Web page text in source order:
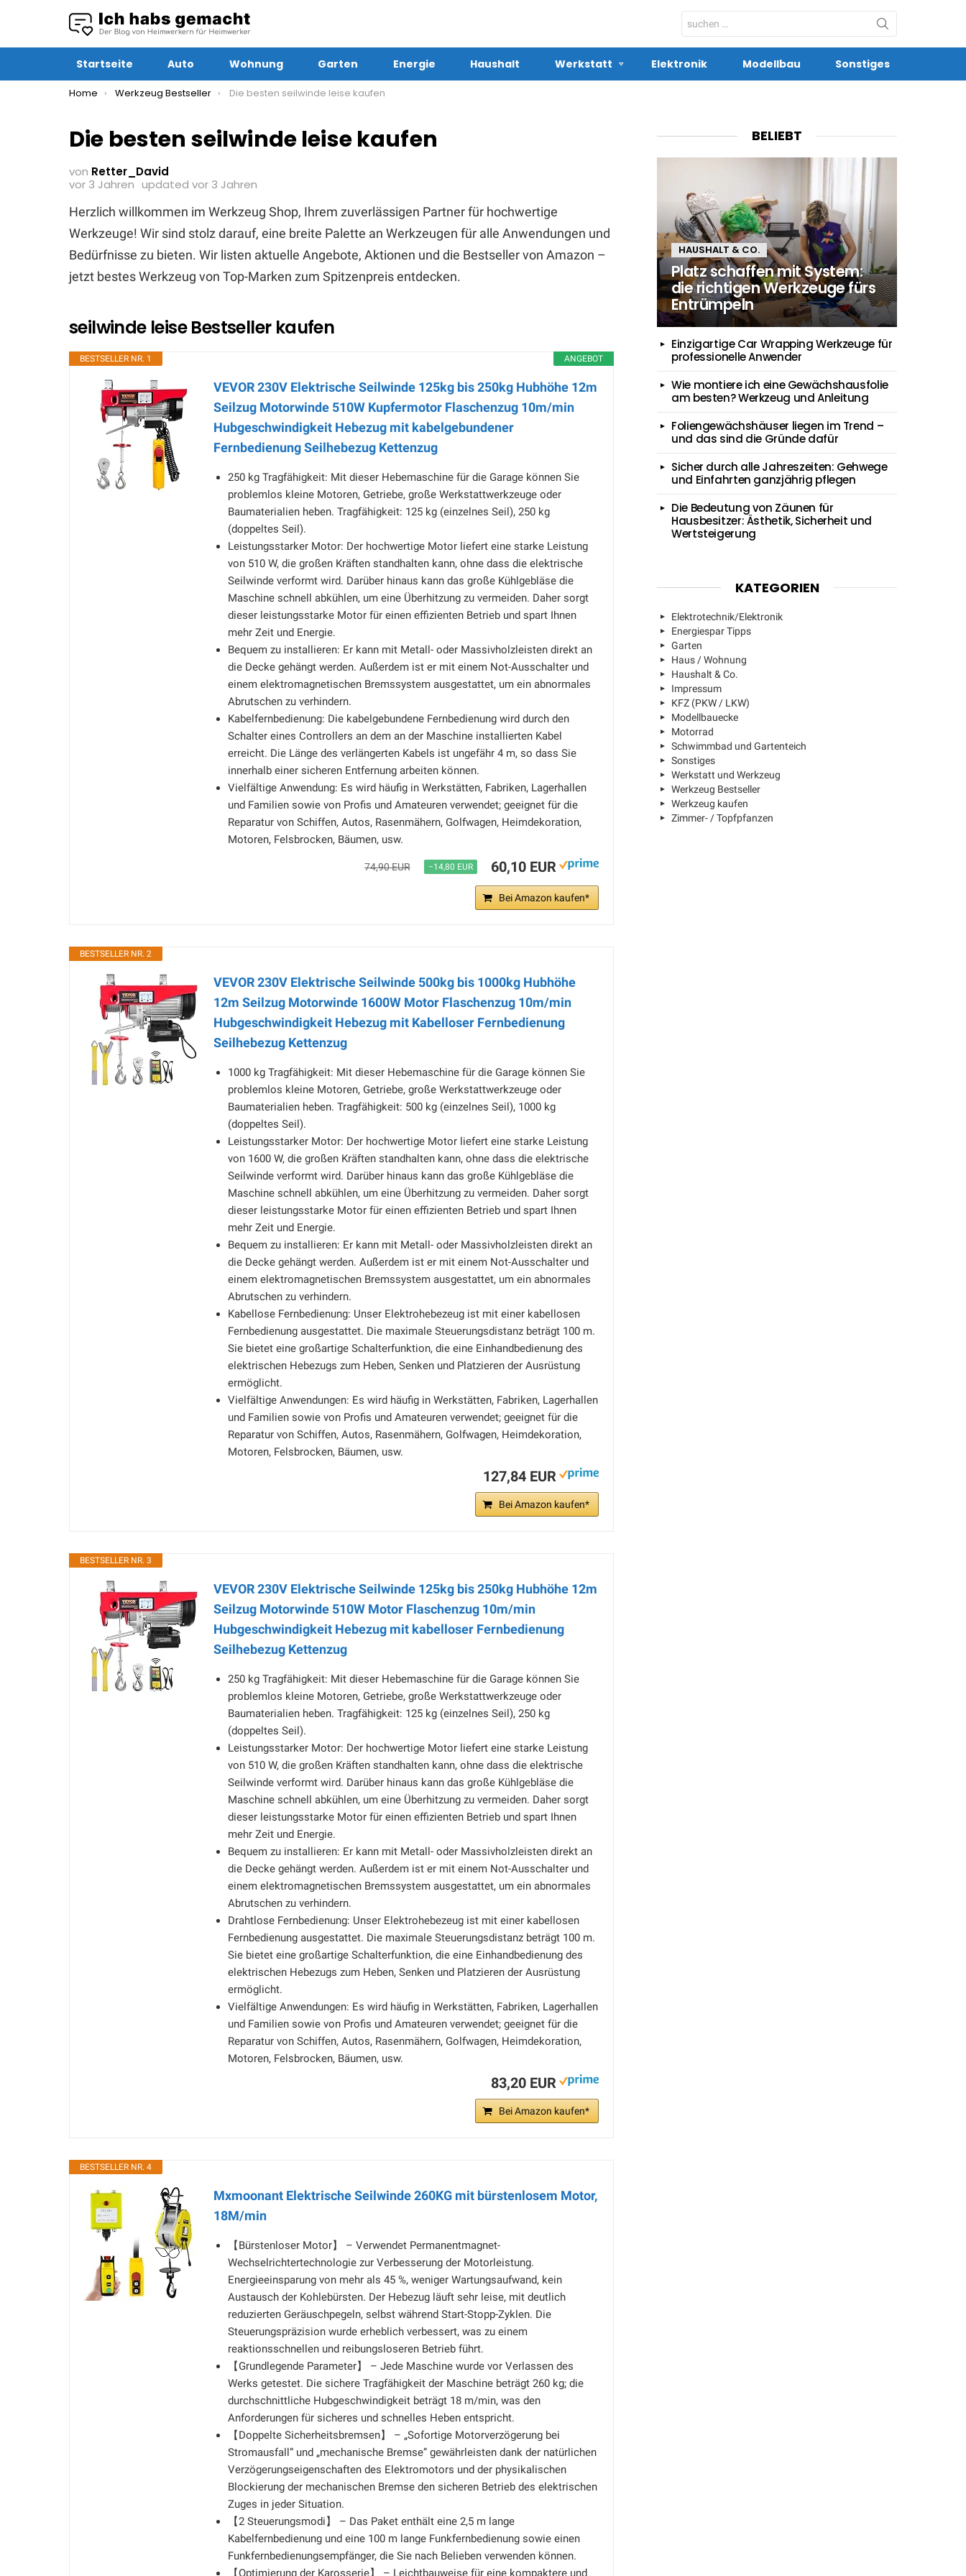
Search
for:
Startseite Auto Wohnung Garten Energie Haushalt Werkstatt Elektronik Modellbau Sonstiges
You are here:
Home Werkzeug Bestseller Die besten seilwinde leise kaufen
Die besten seilwinde leise kaufen
von Retter_David
vor 3 Jahren updated vor 3 Jahren
Herzlich willkommen im Werkzeug Shop, Ihrem zuverlässigen Partner für hochwertige
Werkzeuge! Wir sind stolz darauf, eine breite Palette an Werkzeugen für alle Anwendungen und
Bedürfnisse zu bieten. Wir listen aktuelle Angebote, Aktionen und die Bestseller von Amazon –
jetzt bestes Werkzeug von Top-Marken zum Spitzenpreis entdecken.
seilwinde leise Bestseller kaufen
ANGEBOT
BESTSELLER NR. 1
VEVOR 230V Elektrische Seilwinde 125kg bis 250kg Hubhöhe 12m
Seilzug Motorwinde 510W Kupfermotor Flaschenzug 10m/min
Hubgeschwindigkeit Hebezug mit kabelgebundener
Fernbedienung Seilhebezug Kettenzug
250 kg Tragfähigkeit: Mit dieser Hebemaschine für die Garage können Sie
problemlos kleine Motoren, Getriebe, große Werkstattwerkzeuge oder
Baumaterialien heben. Tragfähigkeit: 125 kg (einzelnes Seil), 250 kg
(doppeltes Seil).
Leistungsstarker Motor: Der hochwertige Motor liefert eine starke Leistung
von 510 W, die großen Kräften standhalten kann, ohne dass die elektrische
Seilwinde verformt wird. Darüber hinaus kann das große Kühlgebläse die
Maschine schnell abkühlen, um eine Überhitzung zu vermeiden. Daher sorgt
dieser leistungsstarke Motor für einen effizienten Betrieb und spart Ihnen
mehr Zeit und Energie.
Bequem zu installieren: Er kann mit Metall- oder Massivholzleisten direkt an
die Decke gehängt werden. Außerdem ist er mit einem Not-Ausschalter und
einem elektromagnetischen Bremssystem ausgestattet, um ein abnormales
Abrutschen zu verhindern.
Kabelfernbedienung: Die kabelgebundene Fernbedienung wird durch den
Schalter eines Controllers an dem an der Maschine installierten Kabel
erreicht. Die Länge des verlängerten Kabels ist ungefähr 4 m, so dass Sie
innerhalb einer sicheren Entfernung arbeiten können.
Vielfältige Anwendung: Es wird häufig in Werkstätten, Fabriken, Lagerhallen
und Familien sowie von Profis und Amateuren verwendet; geeignet für die
Reparatur von Schiffen, Autos, Rasenmähern, Golfwagen, Heimdekoration,
Motoren, Felsbrocken, Bäumen, usw.
74,90 EUR −14,80 EUR 60,10 EUR
Bei Amazon kaufen*
BESTSELLER NR. 2
VEVOR 230V Elektrische Seilwinde 500kg bis 1000kg Hubhöhe
12m Seilzug Motorwinde 1600W Motor Flaschenzug 10m/min
Hubgeschwindigkeit Hebezug mit Kabelloser Fernbedienung
Seilhebezug Kettenzug
1000 kg Tragfähigkeit: Mit dieser Hebemaschine für die Garage können Sie
problemlos kleine Motoren, Getriebe, große Werkstattwerkzeuge oder
Baumaterialien heben. Tragfähigkeit: 500 kg (einzelnes Seil), 1000 kg
(doppeltes Seil).
Leistungsstarker Motor: Der hochwertige Motor liefert eine starke Leistung
von 1600 W, die großen Kräften standhalten kann, ohne dass die elektrische
Seilwinde verformt wird. Darüber hinaus kann das große Kühlgebläse die
Maschine schnell abkühlen, um eine Überhitzung zu vermeiden. Daher sorgt
dieser leistungsstarke Motor für einen effizienten Betrieb und spart Ihnen
mehr Zeit und Energie.
Bequem zu installieren: Er kann mit Metall- oder Massivholzleisten direkt an
die Decke gehängt werden. Außerdem ist er mit einem Not-Ausschalter und
einem elektromagnetischen Bremssystem ausgestattet, um ein abnormales
Abrutschen zu verhindern.
Kabellose Fernbedienung: Unser Elektrohebezeug ist mit einer kabellosen
Fernbedienung ausgestattet. Die maximale Steuerungsdistanz beträgt 100 m.
Sie bietet eine großartige Schalterfunktion, die eine Einhandbedienung des
elektrischen Hebezugs zum Heben, Senken und Platzieren der Ausrüstung
ermöglicht.
Vielfältige Anwendungen: Es wird häufig in Werkstätten, Fabriken, Lagerhallen
und Familien sowie von Profis und Amateuren verwendet; geeignet für die
Reparatur von Schiffen, Autos, Rasenmähern, Golfwagen, Heimdekoration,
Motoren, Felsbrocken, Bäumen, usw.
127,84 EUR
Bei Amazon kaufen*
BESTSELLER NR. 3
VEVOR 230V Elektrische Seilwinde 125kg bis 250kg Hubhöhe 12m
Seilzug Motorwinde 510W Motor Flaschenzug 10m/min
Hubgeschwindigkeit Hebezug mit kabelloser Fernbedienung
Seilhebezug Kettenzug
250 kg Tragfähigkeit: Mit dieser Hebemaschine für die Garage können Sie
problemlos kleine Motoren, Getriebe, große Werkstattwerkzeuge oder
Baumaterialien heben. Tragfähigkeit: 125 kg (einzelnes Seil), 250 kg
(doppeltes Seil).
Leistungsstarker Motor: Der hochwertige Motor liefert eine starke Leistung
von 510 W, die großen Kräften standhalten kann, ohne dass die elektrische
Seilwinde verformt wird. Darüber hinaus kann das große Kühlgebläse die
Maschine schnell abkühlen, um eine Überhitzung zu vermeiden. Daher sorgt
dieser leistungsstarke Motor für einen effizienten Betrieb und spart Ihnen
mehr Zeit und Energie.
Bequem zu installieren: Er kann mit Metall- oder Massivholzleisten direkt an
die Decke gehängt werden. Außerdem ist er mit einem Not-Ausschalter und
einem elektromagnetischen Bremssystem ausgestattet, um ein abnormales
Abrutschen zu verhindern.
Drahtlose Fernbedienung: Unser Elektrohebezeug ist mit einer kabellosen
Fernbedienung ausgestattet. Die maximale Steuerungsdistanz beträgt 100 m.
Sie bietet eine großartige Schalterfunktion, die eine Einhandbedienung des
elektrischen Hebezugs zum Heben, Senken und Platzieren der Ausrüstung
ermöglicht.
Vielfältige Anwendungen: Es wird häufig in Werkstätten, Fabriken, Lagerhallen
und Familien sowie von Profis und Amateuren verwendet; geeignet für die
Reparatur von Schiffen, Autos, Rasenmähern, Golfwagen, Heimdekoration,
Motoren, Felsbrocken, Bäumen, usw.
83,20 EUR
Bei Amazon kaufen*
BESTSELLER NR. 4
Mxmoonant Elektrische Seilwinde 260KG mit bürstenlosem Motor,
18M/min
【Bürstenloser Motor】 – Verwendet Permanentmagnet-
Wechselrichtertechnologie zur Verbesserung der Motorleistung.
Energieeinsparung von mehr als 45 %, weniger Wartungsaufwand, kein
Austausch der Kohlebürsten. Der Hebezug läuft sehr leise, mit deutlich
reduzierten Geräuschpegeln, selbst während Start-Stopp-Zyklen. Die
Steuerungspräzision wurde erheblich verbessert, was zu einem
reaktionsschnellen und reibungsloseren Betrieb führt.
【Grundlegende Parameter】 – Jede Maschine wurde vor Verlassen des
Werks getestet. Die sichere Tragfähigkeit der Maschine beträgt 260 kg; die
durchschnittliche Hubgeschwindigkeit beträgt 18 m/min, was den
Anforderungen für sicheres und schnelles Heben entspricht.
【Doppelte Sicherheitsbremsen】 – „Sofortige Motorverzögerung bei
Stromausfall” und „mechanische Bremse” gewährleisten dank der natürlichen
Verzögerungseigenschaften des Elektromotors und der physikalischen
Blockierung der mechanischen Bremse den sicheren Betrieb des elektrischen
Zuges in jeder Situation.
【2 Steuerungsmodi】 – Das Paket enthält eine 2,5 m lange
Kabelfernbedienung und eine 100 m lange Funkfernbedienung sowie einen
Funkfernbedienungsempfänger, die Sie nach Belieben verwenden können.
【Optimierung der Karosserie】 – Leichtbauweise für eine kompaktere und
BELIEBT
HAUSHALT & CO.
Platz schaffen mit System:
die richtigen Werkzeuge fürs
Entrümpeln
Einzigartige Car Wrapping Werkzeuge für
professionelle Anwender
Wie montiere ich eine Gewächshausfolie
am besten? Werkzeug und Anleitung
Foliengewächshäuser liegen im Trend –
und das sind die Gründe dafür
Sicher durch alle Jahreszeiten: Gehwege
und Einfahrten ganzjährig pflegen
Die Bedeutung von Zäunen für
Hausbesitzer: Ästhetik, Sicherheit und
Wertsteigerung
KATEGORIEN
Elektrotechnik/Elektronik
Energiespar Tipps
Garten
Haus / Wohnung
Haushalt & Co.
Impressum
KFZ (PKW / LKW)
Modellbauecke
Motorrad
Schwimmbad und Gartenteich
Sonstiges
Werkstatt und Werkzeug
Werkzeug Bestseller
Werkzeug kaufen
Zimmer- / Topfpfanzen